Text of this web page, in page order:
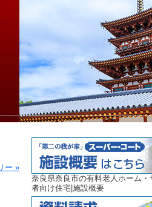
ー »
奈良県奈良市の有料老人ホーム
者向け住宅|施設概要